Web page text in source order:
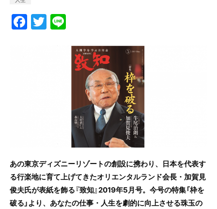
F
a
T
w
e
あの東京ディズニーリゾートの創設に携わり、日本を代表す
る行楽地に育て上げてきたオリエンタルランド会長・加賀見
俊夫氏が表紙を飾る『致知』2019年5月号。今号の特集「枠を
破る」より、あなたの仕事・人生を劇的に向上させる珠玉の